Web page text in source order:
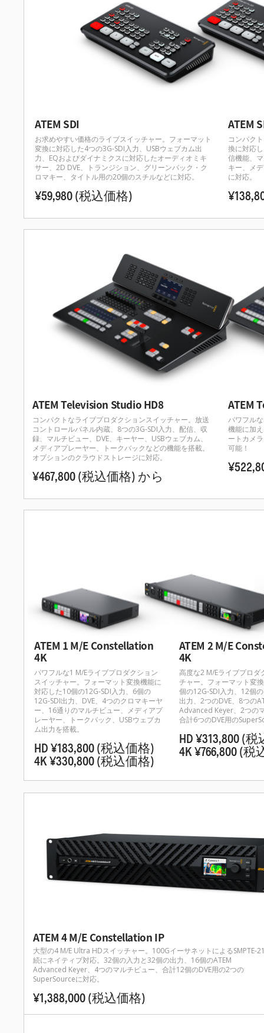
ATEM SDI
お求めやすい価格のライブスイッチャー。フォーマット
変換に対応した4つの3G-SDI入力、USBウェブカム出
力、EQおよびダイナミクスに対応したオーディオミキ
サー、2D DVE、トランジション、グリーンバック・ク
ロマキー、タイトル用の20個のスチルなどに対応。
¥59,980(税込価格)
ATEM
コンパク
換に対応
信機能、
キー、メ
に対応。
ATEM Television Studio HD8
コンパクトなライブプロダクションスイッチャー。放送
コントロールパネル内蔵、8つの3G-SDI入力、配信、収
録、マルチビュー、DVE、キーヤー、USBウェブカム、
メディアプレーヤー、トークバックなどの機能を搭載。
オプションのクラウドストレージに対応。
¥467,800(税込価格) から
ATEM
パワフル
機能に加
ートカメ
可能！
ATEM 1 M/E Constellation
4K
パワフルな1 M/Eライブプロダクション
スイッチャー。フォーマット変換機能に
対応した10個の12G-SDI入力、6個の
12G-SDI出力、DVE、4つのクロマキーヤ
ー、16通りのマルチビュー、メディアプ
レーヤー、トークバック、USBウェブカ
ム出力を搭載。
HD ¥183,800(税込価格)
4K ¥330,800(税込価格)
ATEM 2 M/E
4K
高度な2 M/Eライブプロダ
チャー。フォーマット変
個の12G-SDI入力、12個
出力、2つのDVE、8つの
Advanced Keyer、2つの
合計6つのDVE用の
HD ¥313,800(税
4K ¥766,800(税
ATEM 4 M/E Constellation IP
大型の4 M/E Ultra HDスイッチャー。100GイーサネットによるSMPTE-
続にネイティブ対応。32個の入力と32個の出力、16個のATEM
Advanced Keyer、4つのマルチビュー、合計12個のDVE用の2つの
SuperSourceに対応。
¥1,388,000(税込価格)